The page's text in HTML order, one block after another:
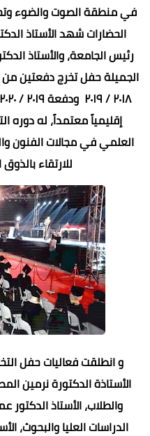
في منطقة الصوت والضوء
الحضارات شهد الأستاذ
رئيس الجامعة، والأستاذ
الجميلة حفل تخرج دفعتين
إقليمياً معتمداً، له دوره
العلمي في مجالات الفنون
للارتقاء
و انطلقت فعاليات حفل
الأستاذة الدكتورة نرمين
والطلاب، الأستاذ
الدراسات العليا والبحوث،